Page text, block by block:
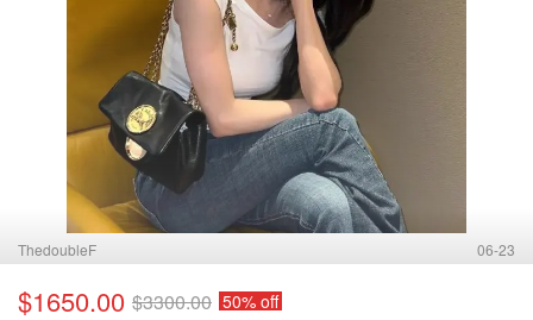
ThedoubleF 06-23
$1650.00 $3300.00 50% off